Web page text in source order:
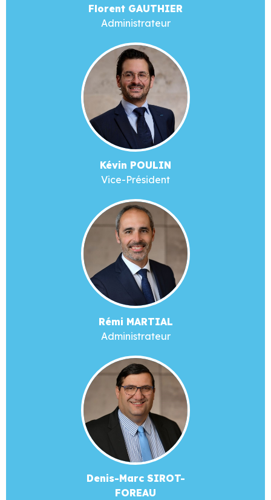
Florent GAUTHIER
Administrateur
Kévin POULIN
Vice-Président
Rémi MARTIAL
Administrateur
Denis-Marc SIROT-
FOREAU